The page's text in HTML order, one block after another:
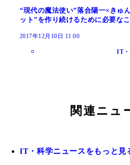
“現代の魔法使い”落合陽一×きゅ
ット”を作り続けるために必要なこ
2017年12月10日 11:00
IT
関連ニュ
IT・科学ニュースをもっと見